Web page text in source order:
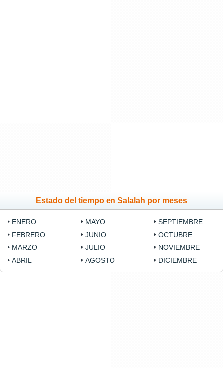
Estado del tiempo en Salalah por meses
ENERO
FEBRERO
MARZO
ABRIL
MAYO
JUNIO
JULIO
AGOSTO
SEPTIEMBRE
OCTUBRE
NOVIEMBRE
DICIEMBRE